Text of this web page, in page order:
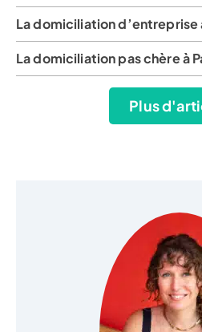
La domiciliation
La domiciliation pas chère à
Plus